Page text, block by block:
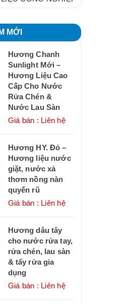
MỚI
Hương Chanh
Sunlight Mới –
Hương Liệu Cao
Cấp Cho Nước
Rửa Chén &
Nước Lau Sàn
Giá bán : Liên hệ
Hương HY. Đỏ –
Hương liệu nước
giặt, nước xả
thơm nồng nàn
quyến rũ
Giá bán : Liên hệ
Hương dâu tây
cho nước rửa tay,
rửa chén, lau sàn
& tẩy rửa gia
dụng
Giá bán : Liên hệ